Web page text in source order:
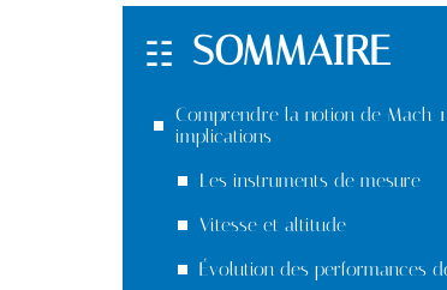
SOMMAIRE
Comprendre la notion de Mach
implications
Les instruments de mesure
Vitesse et altitude
Évolution des performances